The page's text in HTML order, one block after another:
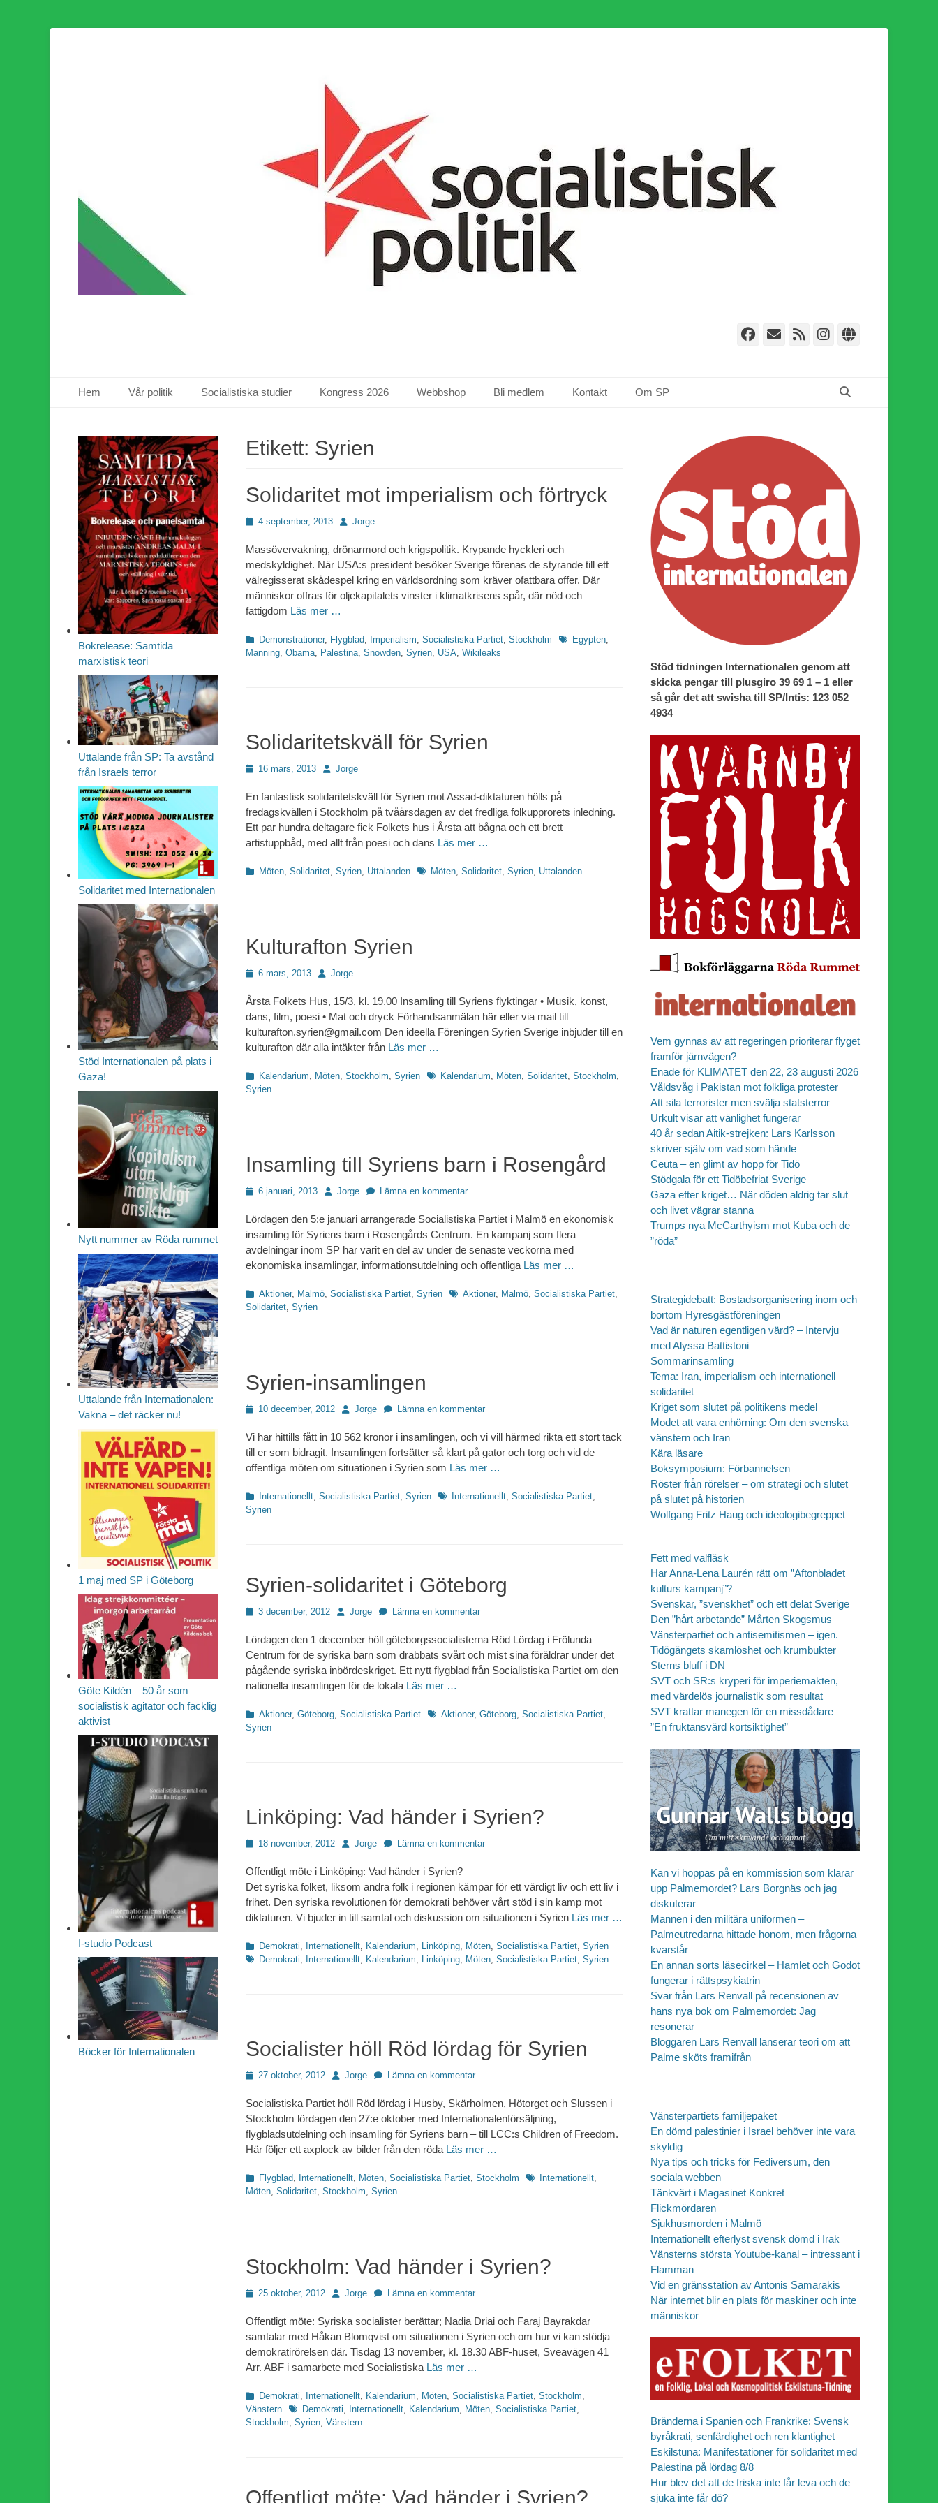
Facebook
E-
Webbflöde
Instagram
Primär meny
Hem Vår politik Socialistiska studier Kongress 2026 Webbshop Bli medlem Kontakt Om SP
Etikett: Syrien
Solidaritet mot imperialism och förtryck
Publicerad
4 september, 2013 Författare
Jorge
Massövervakning, drönarmord och krigspolitik. Krypande hyckleri och
medskyldighet. När USA:s president besöker Sverige förenas de styrande till ett
välregisserat skådespel kring en världsordning som kräver ofattbara offer. Där
människor offras för oljekapitalets vinster i klimatkrisens spår, där nöd och
fattigdom Läs mer …
Kategorier
Demonstrationer, Flygblad, Imperialism, Socialistiska Partiet, Stockholm Etiketter
Egypten,
Manning, Obama, Palestina, Snowden, Syrien, USA, Wikileaks
Solidaritetskväll för Syrien
Publicerad
16 mars, 2013 Författare
Jorge
En fantastisk solidaritetskväll för Syrien mot Assad-diktaturen hölls på
fredagskvällen i Stockholm på tvåårsdagen av det fredliga folkupprorets inledning.
Ett par hundra deltagare fick Folkets hus i Årsta att bågna och ett brett
artistuppbåd, med allt från poesi och dans Läs mer …
Kategorier
Möten, Solidaritet, Syrien, Uttalanden Etiketter
Möten, Solidaritet, Syrien, Uttalanden
Kulturafton Syrien
Publicerad
6 mars, 2013 Författare
Jorge
Årsta Folkets Hus, 15/3, kl. 19.00 Insamling till Syriens flyktingar • Musik, konst,
dans, film, poesi • Mat och dryck Förhandsanmälan här eller via mail till
kulturafton.syrien@gmail.com Den ideella Föreningen Syrien Sverige inbjuder till en
kulturafton där alla intäkter från Läs mer …
Kategorier
Kalendarium, Möten, Stockholm, Syrien Etiketter
Kalendarium, Möten, Solidaritet, Stockholm,
Syrien
Insamling till Syriens barn i Rosengård
Publicerad
6 januari, 2013 Författare
Jorge Lämna en kommentar
Lördagen den 5:e januari arrangerade Socialistiska Partiet i Malmö en ekonomisk
insamling för Syriens barn i Rosengårds Centrum. En kampanj som flera
avdelningar inom SP har varit en del av under de senaste veckorna med
ekonomiska insamlingar, informationsutdelning och offentliga Läs mer …
Kategorier
Aktioner, Malmö, Socialistiska Partiet, Syrien Etiketter
Aktioner, Malmö, Socialistiska Partiet,
Solidaritet, Syrien
Syrien-insamlingen
Publicerad
10 december, 2012 Författare
Jorge Lämna en kommentar
Vi har hittills fått in 10 562 kronor i insamlingen, och vi vill härmed rikta ett stort tack
till er som bidragit. Insamlingen fortsätter så klart på gator och torg och vid de
offentliga möten om situationen i Syrien som Läs mer …
Kategorier
Internationellt, Socialistiska Partiet, Syrien EtiketterInternationellt, Socialistiska Partiet,
Syrien
Syrien-solidaritet i Göteborg
Publicerad
3 december, 2012 Författare
Jorge Lämna en kommentar
Lördagen den 1 december höll göteborgssocialisterna Röd Lördag i Frölunda
Centrum för de syriska barn som drabbats svårt och mist sina föräldrar under det
pågående syriska inbördeskriget. Ett nytt flygblad från Socialistiska Partiet om den
nationella insamlingen för de lokala Läs mer …
Kategorier
Aktioner, Göteborg, Socialistiska Partiet Etiketter
Aktioner, Göteborg, Socialistiska Partiet,
Syrien
Linköping: Vad händer i Syrien?
Publicerad
18 november, 2012 Författare
Jorge Lämna en kommentar
Offentligt möte i Linköping: Vad händer i Syrien?
Det syriska folket, liksom andra folk i regionen kämpar för ett värdigt liv och ett liv i
frihet. Den syriska revolutionen för demokrati behöver vårt stöd i sin kamp mot
diktaturen. Vi bjuder in till samtal och diskussion om situationen i Syrien Läs mer …
Kategorier
Demokrati, Internationellt, Kalendarium, Linköping, Möten, Socialistiska Partiet, Syrien
Demokrati, Internationellt, Kalendarium, Linköping, Möten, Socialistiska Partiet, Syrien
Socialister höll Röd lördag för Syrien
Publicerad
27 oktober, 2012 Författare
Jorge Lämna en kommentar
Socialistiska Partiet höll Röd lördag i Husby, Skärholmen, Hötorget och Slussen i
Stockholm lördagen den 27:e oktober med Internationalenförsäljning,
flygbladsutdelning och insamling för Syriens barn – till LCC:s Children of Freedom.
Här följer ett axplock av bilder från den röda Läs mer …
Kategorier
Flygblad, Internationellt, Möten, Socialistiska Partiet, Stockholm EtiketterInternationellt,
Möten, Solidaritet, Stockholm, Syrien
Stockholm: Vad händer i Syrien?
Publicerad
25 oktober, 2012 Författare
Jorge Lämna en kommentar
Offentligt möte: Syriska socialister berättar; Nadia Driai och Faraj Bayrakdar
samtalar med Håkan Blomqvist om situationen i Syrien och om hur vi kan stödja
demokratirörelsen där. Tisdag 13 november, kl. 18.30 ABF-huset, Sveavägen 41
Arr. ABF i samarbete med Socialistiska Läs mer …
Kategorier
Demokrati, Internationellt, Kalendarium, Möten, Socialistiska Partiet, Stockholm,
Vänstern
Etiketter
Demokrati, Internationellt, Kalendarium, Möten, Socialistiska Partiet,
Stockholm, Syrien, Vänstern
Offentligt möte: Vad händer i Syrien?
Stöd tidningen Internationalen genom att
skicka pengar till plusgiro 39 69 1 – 1 eller
så går det att swisha till SP/Intis: 123 052
4934
Vem gynnas av att regeringen prioriterar flyget
framför järnvägen?
Enade för KLIMATET den 22, 23 augusti 2026
Våldsvåg i Pakistan mot folkliga protester
Att sila terrorister men svälja statsterror
Urkult visar att vänlighet fungerar
40 år sedan Aitik-strejken: Lars Karlsson
skriver själv om vad som hände
Ceuta – en glimt av hopp för Tidö
Stödgala för ett Tidöbefriat Sverige
Gaza efter kriget… När döden aldrig tar slut
och livet vägrar stanna
Trumps nya McCarthyism mot Kuba och de
”röda”
Strategidebatt: Bostadsorganisering inom och
bortom Hyresgästföreningen
Vad är naturen egentligen värd? – Intervju
med Alyssa Battistoni
Sommarinsamling
Tema: Iran, imperialism och internationell
solidaritet
Kriget som slutet på politikens medel
Modet att vara enhörning: Om den svenska
vänstern och Iran
Kära läsare
Boksymposium: Förbannelsen
Röster från rörelser – om strategi och slutet
på slutet på historien
Wolfgang Fritz Haug och ideologibegreppet
Fett med valfläsk
Har Anna-Lena Laurén rätt om ”Aftonbladet
kulturs kampanj”?
Svenskar, ”svenskhet” och ett delat Sverige
Den ”hårt arbetande” Mårten Skogsmus
Vänsterpartiet och antisemitismen – igen.
Tidögängets skamlöshet och krumbukter
Sterns bluff i DN
SVT och SR:s kryperi för imperiemakten,
med värdelös journalistik som resultat
SVT krattar manegen för en missdådare
”En fruktansvärd kortsiktighet”
Kan vi hoppas på en kommission som klarar
upp Palmemordet? Lars Borgnäs och jag
diskuterar
Mannen i den militära uniformen –
Palmeutredarna hittade honom, men frågorna
kvarstår
En annan sorts läsecirkel – Hamlet och Godot
fungerar i rättspsykiatrin
Svar från Lars Renvall på recensionen av
hans nya bok om Palmemordet: Jag
resonerar
Bloggaren Lars Renvall lanserar teori om att
Palme sköts framifrån
Vänsterpartiets familjepaket
En dömd palestinier i Israel behöver inte vara
skyldig
Nya tips och tricks för Fediversum, den
sociala webben
Tänkvärt i Magasinet Konkret
Flickmördaren
Sjukhusmorden i Malmö
Internationellt efterlyst svensk dömd i Irak
Vänsterns största Youtube-kanal – intressant i
Flamman
Vid en gränsstation av Antonis Samarakis
När internet blir en plats för maskiner och inte
människor
Bränderna i Spanien och Frankrike: Svensk
byråkrati, senfärdighet och ren klantighet
Eskilstuna: Manifestationer för solidaritet med
Palestina på lördag 8/8
Hur blev det att de friska inte får leva och de
sjuka inte får dö?
Bokrelease: Samtida
marxistisk teori
Uttalande från SP: Ta avstånd
från Israels terror
Solidaritet med Internationalen
Stöd Internationalen på plats i
Gaza!
Nytt nummer av Röda rummet
Uttalande från Internationalen:
Vakna – det räcker nu!
1 maj med SP i Göteborg
Göte Kildén – 50 år som
socialistisk agitator och facklig
aktivist
I-studio Podcast
Böcker för Internationalen